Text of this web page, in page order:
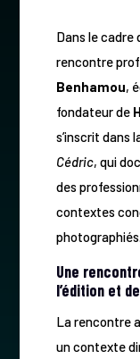
Dans le cadre
rencontre
Benhamou,
fondateur de
s’inscrit dans
Cédric, qui
des
contextes
photographiés.
Une
l’édition et
La rencontre
un contexte